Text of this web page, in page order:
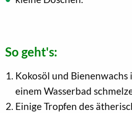
So geht's:
Kokosöl und Bienenwachs
einem Wasserbad
Einige Tropfen des